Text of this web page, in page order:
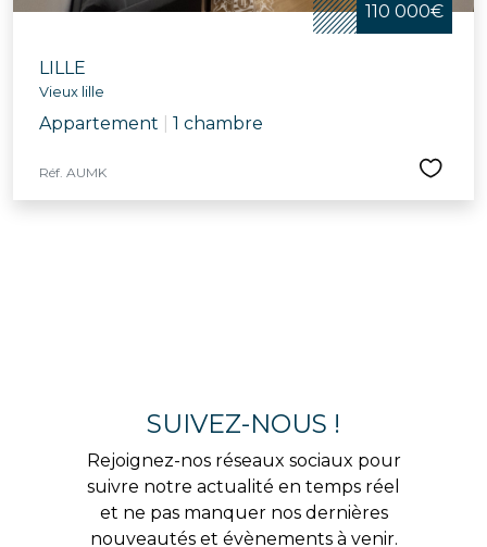
110 000€
LILLE
Vieux lille
Appartement 1 chambre
Réf. AUMK
SUIVEZ-NOUS !
Rejoignez-nos réseaux sociaux pour
suivre notre actualité en temps réel
et ne pas manquer nos dernières
nouveautés et évènements à venir.